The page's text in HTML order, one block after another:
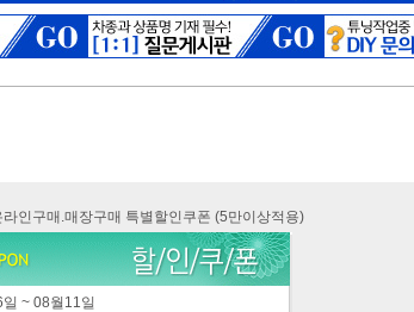
인구매.매장구매 특별할인쿠폰 (5만이상적용)
~ 08월11일